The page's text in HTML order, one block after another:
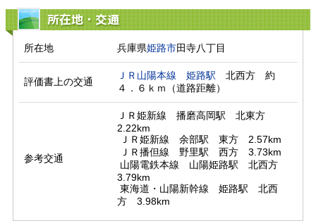
所在地・交通
所在地 兵庫県姫路市田寺八丁目
評価書上の交通
ＪＲ山陽本線 姫路駅 北西方　約
４．６ｋｍ（道路距離）
参考交通
ＪＲ姫新線　播磨高岡駅　北東方
2.22km
3.79km
方　3.98km